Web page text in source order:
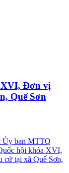
XVI, Đơn vị
Quế Sơn
Ủy ban MTTQ
hội khóa XVI,
cử tại xã Quế Sơn,